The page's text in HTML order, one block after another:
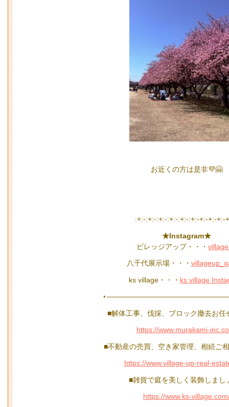
お近くの方は是非💜🤗
:+:-:+:-:+:-:+:-:+:-:+:-+:-+:-+:-
★Instagram★
ビレッジアップ・・・
八千代展示場・・・
ks village・・・ ks village
■解体工事、伐採、ブロック撤去お任
https://www.murakami-
■不動産の売買、空き家管理、相続ご
https://www.village-up-real-
■雑貨で庭を美しく装飾しまし
https://www.ks-